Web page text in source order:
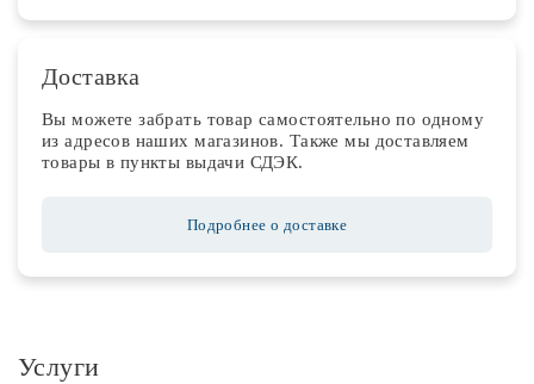
Доставка
Вы можете забрать товар самостоятельно по одному
из адресов наших магазинов. Также мы доставляем
товары в пункты выдачи СДЭК.
Подробнее о доставке
Услуги